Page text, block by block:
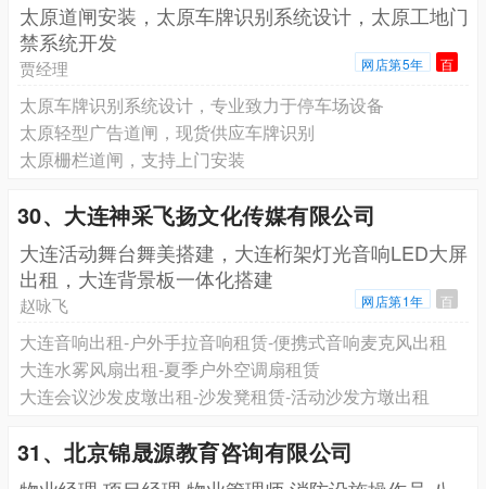
太原道闸安装，太原车牌识别系统设计，太原工地门
禁系统开发
贾经理 网店第5年 百
太原车牌识别系统设计，专业致力于停车场设备
太原轻型广告道闸，现货供应车牌识别
太原栅栏道闸，支持上门安装
30、大连神采飞扬文化传媒有限公司
大连活动舞台舞美搭建，大连桁架灯光音响LED大屏
出租，大连背景板一体化搭建
赵咏飞 网店第1年 百
大连音响出租-户外手拉音响租赁-便携式音响麦克风出租
大连水雾风扇出租-夏季户外空调扇租赁
大连会议沙发皮墩出租-沙发凳租赁-活动沙发方墩出租
31、北京锦晟源教育咨询有限公司